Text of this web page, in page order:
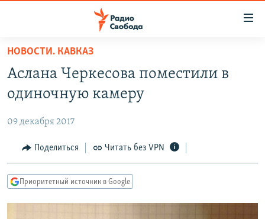
упрощенного
доступа
основному
Вернутся
главной
навигации
Вернутся
АВТОРСКИЕ ПРОЕКТЫ
ЦИТАТЫ СВОБОДЫ
МНЕНИЯ
IDEL.РЕАЛИИ
НОВОСТИ. КАВКАЗ
Аслана Черкесова поместили в
одиночную камеру
09 декабря 2017
Поделиться Читать без VPN
Приоритетный источник в Google